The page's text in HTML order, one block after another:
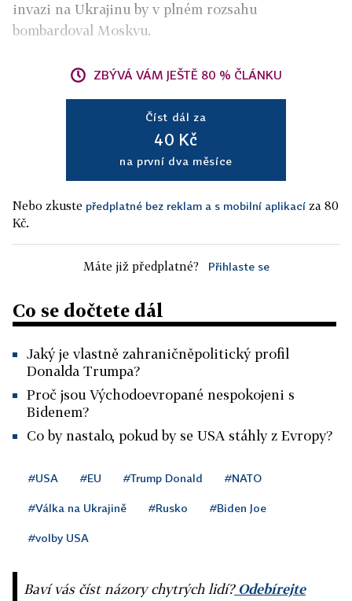
invazi na Ukrajinu by v plném rozsahu
bombardoval Moskvu.
ZBÝVÁ VÁM JEŠTĚ 80 % ČLÁNKU
Číst dál za
40 Kč
na první dva měsíce
Nebo zkuste předplatné bez reklam a s mobilní aplikací za 80
Kč.
Máte již předplatné? Přihlaste se
Co se dočtete dál
Jaký je vlastně zahraničněpolitický profil
Donalda Trumpa?
Proč jsou Východoevropané nespokojeni s
Bidenem?
Co by nastalo, pokud by se USA stáhly z Evropy?
#USA #EU #Trump Donald #NATO
#Válka na Ukrajině #Rusko #Biden Joe
#volby USA
Baví vás číst názory chytrých lidí?Odebírejte